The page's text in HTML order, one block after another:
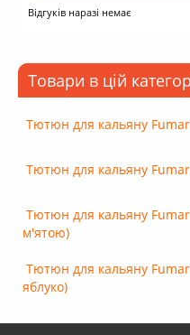
Відгуків наразі немає
Товари в цій
Тютюн для кальяну
Тютюн для кальяну
Тютюн для кальяну
м'ятою)
Тютюн для кальяну
яблуко)